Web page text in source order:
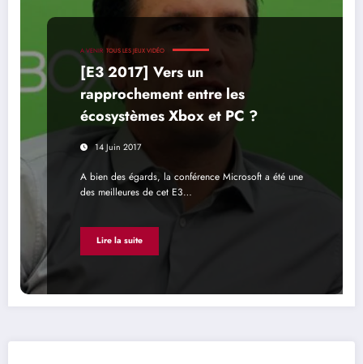
A VENIR TOUS LES JEUX VIDÉO
[E3 2017] Vers un
rapprochement entre les
écosystèmes Xbox et PC ?
14 Juin 2017
A bien des égards, la conférence Microsoft a été une
des meilleures de cet E3…
Lire la suite